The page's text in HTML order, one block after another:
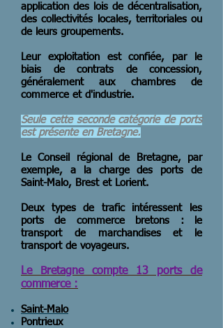
application des lois de décentralisation,
des collectivités locales, territoriales ou
de leurs groupements.
Leur exploitation est confiée, par le
biais de contrats de concession,
généralement aux chambres de
commerce et d'industrie.
Seule cette seconde catégorie de ports
est présente en Bretagne.
Le Conseil régional de Bretagne, par
exemple, a la charge des ports de
Saint-Malo, Brest et Lorient.
Deux types de trafic intéressent les
ports de commerce bretons : le
transport de marchandises et le
transport de voyageurs.
Le Bretagne compte 13 ports de
commerce :
Saint-Malo
Pontrieux